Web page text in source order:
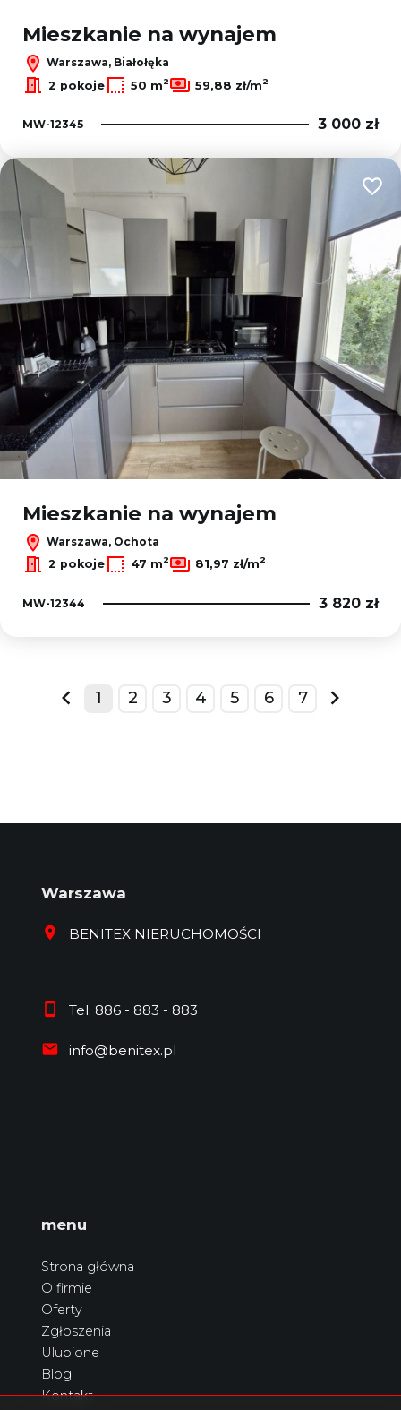
Mieszkanie na wynajem
Warszawa, Białołęka
2 pokoje
50 m2 59,88 zł/m2
MW-12345 3 000 zł
Mieszkanie na wynajem
Warszawa, Ochota
2 pokoje
47 m2 81,97 zł/m2
MW-12344 3 820 zł
prev
1 2 3 4 5 6 7
next
Warszawa
BENITEX NIERUCHOMOŚCI
Tel. 886 - 883 - 883
info@benitex.pl
menu
Strona główna
O firmie
Oferty
Zgłoszenia
Ulubione
Blog
Kontakt